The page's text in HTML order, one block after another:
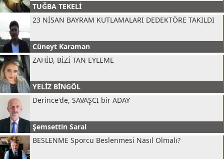
TUĞBA TEKELİ
23 NİSAN BAYRAM KUTLAMALARI DEDEKTÖRE TAKILDI
Cüneyt Karaman
ZAHİD, BİZİ TAN EYLEME
YELİZ BİNGÖL
Derince'de, SAVAŞCI bir ADAY
Şemsettin Saral
BESLENME Sporcu Beslenmesi Nasıl Olmalı?